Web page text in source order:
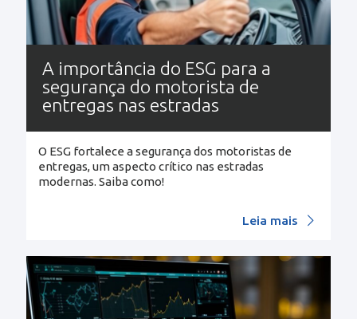
A importância do ESG para a
segurança do motorista de
entregas nas estradas
O ESG fortalece a segurança dos motoristas de
entregas, um aspecto crítico nas estradas
modernas. Saiba como!
Leia mais